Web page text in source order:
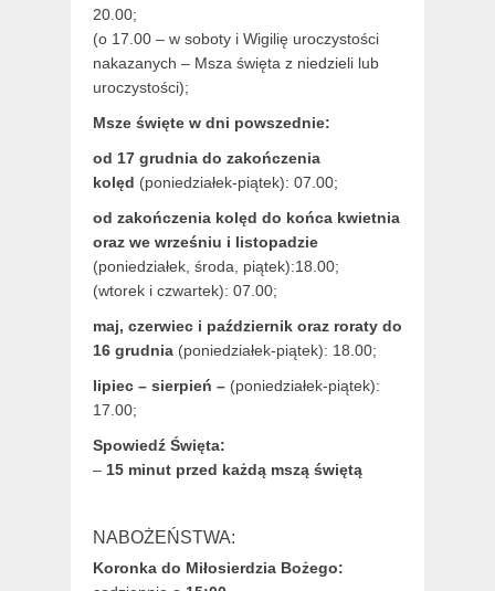
20.00;
(o 17.00 – w soboty i Wigilię uroczystości
nakazanych – Msza święta z niedzieli lub
uroczystości);
Msze święte w dni powszednie:
od 17 grudnia do zakończenia
kolęd (poniedziałek-piątek): 07.00;
od zakończenia kolęd do końca kwietnia
oraz we wrześniu i listopadzie
(poniedziałek, środa, piątek):18.00;
(wtorek i czwartek): 07.00;
maj, czerwiec i październik oraz roraty do
16 grudnia (poniedziałek-piątek): 18.00;
lipiec – sierpień – (poniedziałek-piątek):
17.00;
Spowiedź Święta:
– 15 minut przed każdą mszą świętą
NABOŻEŃSTWA:
Koronka do Miłosierdzia Bożego: